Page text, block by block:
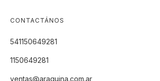
CONTACTÁNOS
541150649281
1150649281
ventas@araquina.com.ar